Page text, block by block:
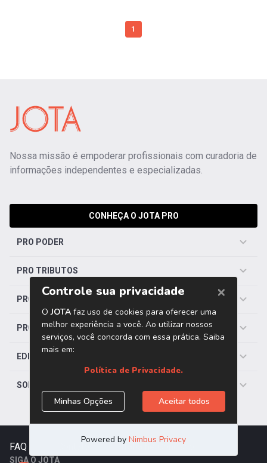
1
Nossa missão é empoderar profissionais com curadoria de
informações independentes e especializadas.
CONHEÇA O JOTA PRO
PRO PODER
PRO TRIBUTOS
PRO TRABALHISTA
PRO SAÚDE
EDITORIAS
SOBRE O JOTA
FAQ Trabalhe Conosco
SIGA O JOTA